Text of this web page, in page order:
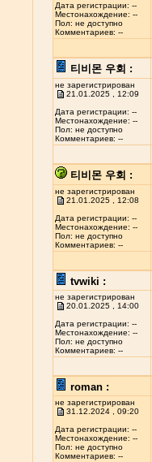
Дата регистрации: --
Местонахождение: --
Пол: не доступно
Комментариев: --
티비몬 우회 :
не зарегистрирован
21.01.2025 , 12:09
Дата регистрации: --
Местонахождение: --
Пол: не доступно
Комментариев: --
티비몬 우회 :
не зарегистрирован
21.01.2025 , 12:08
Дата регистрации: --
Местонахождение: --
Пол: не доступно
Комментариев: --
tvwiki :
не зарегистрирован
20.01.2025 , 14:00
Дата регистрации: --
Местонахождение: --
Пол: не доступно
Комментариев: --
roman :
не зарегистрирован
31.12.2024 , 09:20
Дата регистрации: --
Местонахождение: --
Пол: не доступно
Комментариев: --